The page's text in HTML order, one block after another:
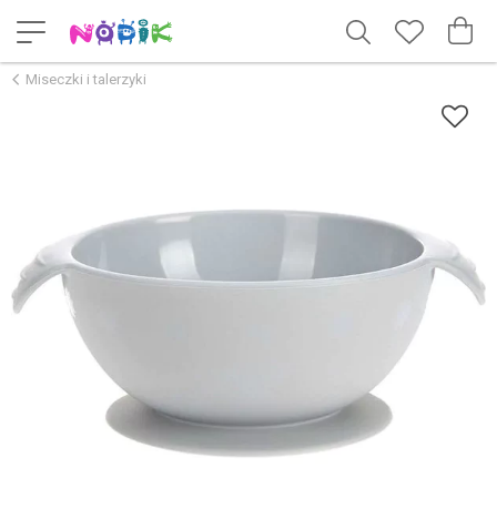
Miseczki i talerzyki